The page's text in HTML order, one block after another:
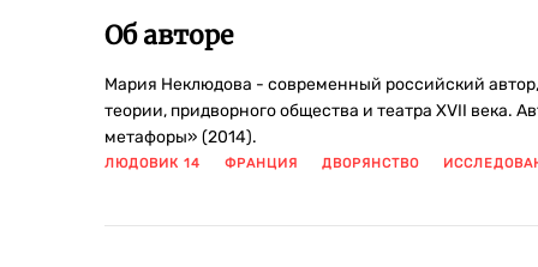
Об авторе
Мария Неклюдова - современный российский
теории, придворного общества и театра XVII века.
метафоры» (2014).
ЛЮДОВИК 14 ФРАНЦИЯ ДВОРЯНСТВО